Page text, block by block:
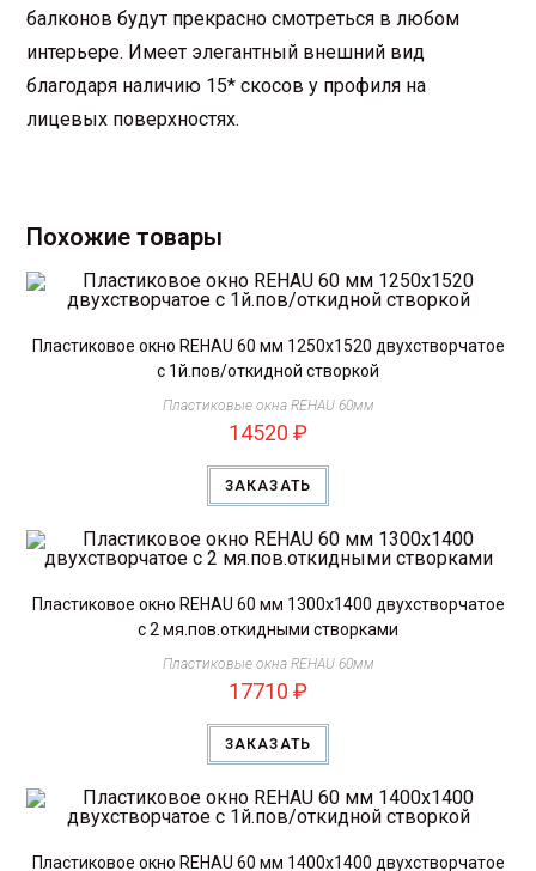
балконов будут прекрасно смотреться в любом
интерьере. Имеет элегантный внешний вид
благодаря наличию 15* скосов у профиля на
лицевых поверхностях.
Похожие товары
Пластиковое окно REHAU 60 мм 1250х1520 двухстворчатое
с 1й.пов/откидной створкой
Пластиковые окна REHAU 60мм
14520 ₽
ЗАКАЗАТЬ
Пластиковое окно REHAU 60 мм 1300х1400 двухстворчатое
с 2 мя.пов.откидными створками
Пластиковые окна REHAU 60мм
17710 ₽
ЗАКАЗАТЬ
Пластиковое окно REHAU 60 мм 1400х1400 двухстворчатое